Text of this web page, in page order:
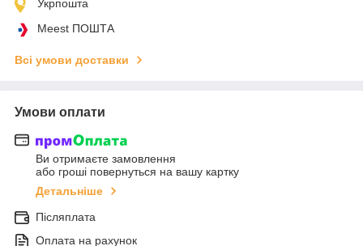
Укрпошта
Meest ПОШТА
Всі умови доставки
Умови оплати
Ви отримаєте замовлення
або гроші повернуться на вашу картку
Детальніше
Післяплата
Оплата на рахунок